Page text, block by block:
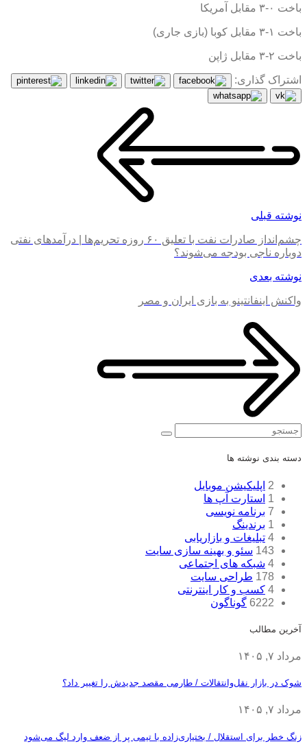
باخت ۰-۳ مقابل آمریکا
باخت ۱-۳ مقابل کوبا (بازی جاری)
باخت ۲-۳ مقابل ژاپن
اشتراک گذاری:
نوشته قبلی
چشم‌انداز صادرات نفت با تعلیق ۶۰ روزه تحریم‌ها | درآمدهای نفتی
دوباره ناجی بودجه می‌شوند؟
نوشته بعدی
واکنش اینفانتینو به بازی ایران و مصر
جستجو
دسته بندی نوشته ها
2 اپلیکیشن موبایل
1 استارت آپ ها
7 برنامه نویسی
1 برندینگ
4 تبلیغات و بازاریابی
143 سئو و بهینه سازی سایت
4 شبکه های اجتماعی
178 طراحی سایت
4 کسب و کار اینترنتی
6222 گوناگون
آخرین مطالب
مرداد ۷, ۱۴۰۵
شوک در بازار نقل‌وانتقالات / طارمی مقصد جدیدش را تغییر داد؟
مرداد ۷, ۱۴۰۵
زنگ خطر برای استقلال / بختیاری‌زاده با تیمی پر از ضعف وارد لیگ می‌شود